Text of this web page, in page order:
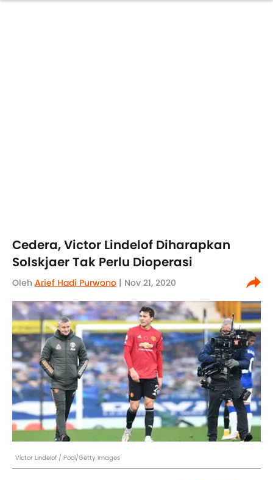
Cedera, Victor Lindelof Diharapkan
Solskjaer Tak Perlu Dioperasi
Oleh Arief Hadi Purwono | Nov 21, 2020
Victor Lindelof / Pool/Getty Images